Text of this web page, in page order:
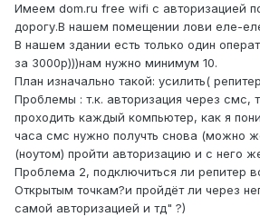
Имеем dom.ru free wifi с авторизацией
дорогу.В нашем помещении лови еле-
В нашем здании есть только один
за 3000р)))нам нужно минимум 10.
План изначально такой: усилить(
Проблемы : т.к. авторизация через смс,
проходить каждый компьютер, как я
часа смс нужно получть снова (можно
(ноутом) пройти авторизацию и с него
Проблема 2, подключиться ли репитер
Открытым точкам?и пройдёт ли через
самой авторизацией и тд" ?)